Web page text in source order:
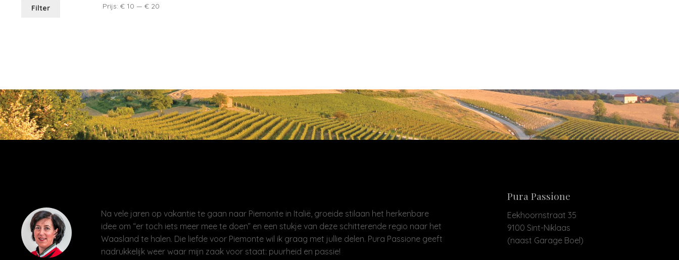
Min.
Max.
Filter Prijs: € 10 — € 20
Na vele jaren op vakantie te gaan naar Piemonte in Italië, groeide stilaan het herkenbare
idee om “er toch iets meer mee te doen” en een stukje van deze schitterende regio naar het
Waasland te halen. Die liefde voor Piemonte wil ik graag met jullie delen. Pura Passione geeft
nadrukkelijk weer waar mijn zaak voor staat: puurheid en passie!
Pura Passione
Eekhoornstraat 35
9100 Sint-Niklaas
(naast Garage Boel)